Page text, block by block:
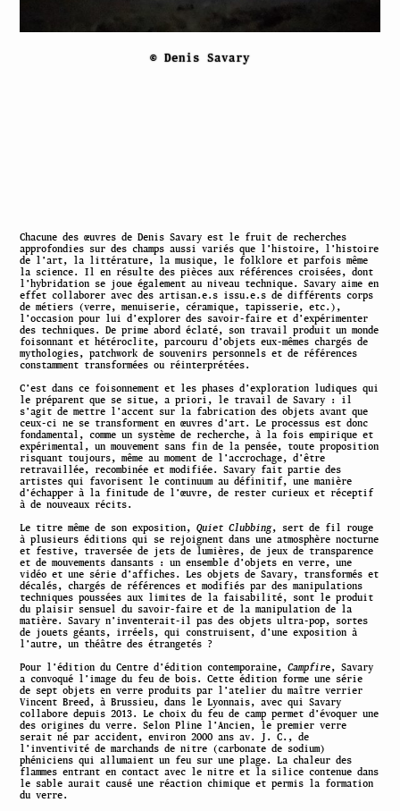
© Denis Savary
Chacune des œuvres de Denis Savary est le fruit de recherches
approfondies sur des champs aussi variés que l’histoire, l’histoire
de l’art, la littérature, la musique, le folklore et parfois même
la science. Il en résulte des pièces aux références croisées, dont
l’hybridation se joue également au niveau technique. Savary aime en
effet collaborer avec des artisan.e.s issu.e.s de différents corps
de métiers (verre, menuiserie, céramique, tapisserie, etc.),
l’occasion pour lui d’explorer des savoir-faire et d’expérimenter
des techniques. De prime abord éclaté, son travail produit un monde
foisonnant et hétéroclite, parcouru d’objets eux-mêmes chargés de
mythologies, patchwork de souvenirs personnels et de références
constamment transformées ou réinterprétées.
C’est dans ce foisonnement et les phases d’exploration ludiques qui
le préparent que se situe, a priori, le travail de Savary : il
s’agit de mettre l’accent sur la fabrication des objets avant que
ceux-ci ne se transforment en œuvres d’art. Le processus est donc
fondamental, comme un système de recherche, à la fois empirique et
expérimental, un mouvement sans fin de la pensée, toute proposition
risquant toujours, même au moment de l’accrochage, d’être
retravaillée, recombinée et modifiée. Savary fait partie des
artistes qui favorisent le continuum au définitif, une manière
d’échapper à la finitude de l’œuvre, de rester curieux et réceptif
à de nouveaux récits.
Le titre même de son exposition,Quiet Clubbing, sert de fil rouge
à plusieurs éditions qui se rejoignent dans une atmosphère nocturne
et festive, traversée de jets de lumières, de jeux de transparence
et de mouvements dansants : un ensemble d’objets en verre, une
vidéo et une série d’affiches. Les objets de Savary, transformés et
décalés, chargés de références et modifiés par des manipulations
techniques poussées aux limites de la faisabilité, sont le produit
du plaisir sensuel du savoir-faire et de la manipulation de la
matière. Savary n’inventerait-il pas des objets ultra-pop, sortes
de jouets géants, irréels, qui construisent, d’une exposition à
l’autre, un théâtre des étrangetés ?
Pour l’édition du Centre d’édition contemporaine,Campfire, Savary
a convoqué l’image du feu de bois. Cette édition forme une série
de sept objets en verre produits par l’atelier du maître verrier
Vincent Breed, à Brussieu, dans le Lyonnais, avec qui Savary
collabore depuis 2013. Le choix du feu de camp permet d’évoquer une
des origines du verre. Selon Pline l’Ancien, le premier verre
serait né par accident, environ 2000 ans av. J. C., de
l’inventivité de marchands de nitre (carbonate de sodium)
phéniciens qui allumaient un feu sur une plage. La chaleur des
flammes entrant en contact avec le nitre et la silice contenue dans
le sable aurait causé une réaction chimique et permis la formation
du verre.